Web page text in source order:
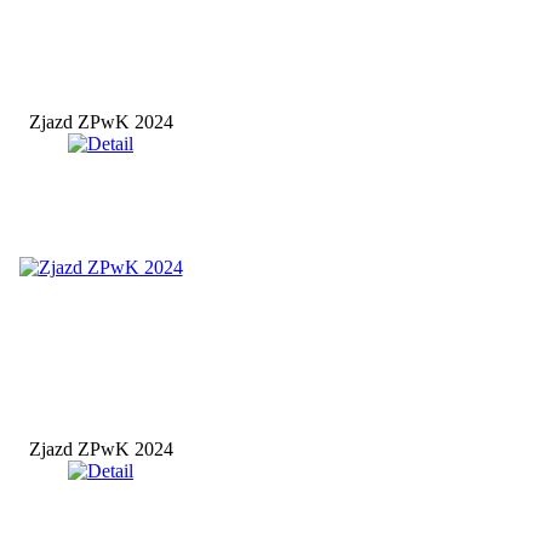
Zjazd ZPwK 2024
Zjazd ZPwK 2024